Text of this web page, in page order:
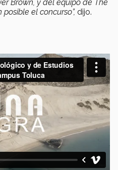
Brown, y del equipo de The
el concurso”, dijo.